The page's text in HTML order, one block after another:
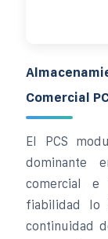
Comercial
El PCS
dominante
comercial e
fiabilidad lo
continuidad